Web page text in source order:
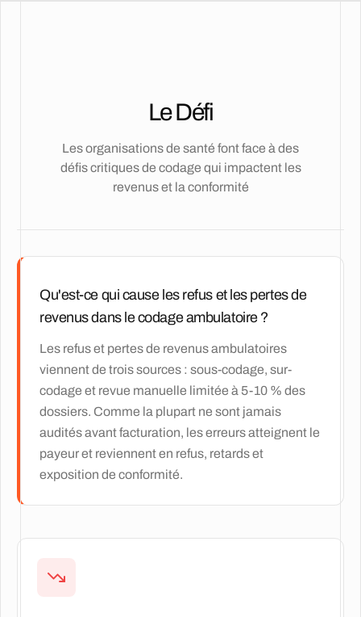
Le Défi
Les organisations de santé font face à des
défis critiques de codage qui impactent les
revenus et la conformité
Qu'est-ce qui cause les refus et les pertes de
revenus dans le codage ambulatoire ?
Les refus et pertes de revenus ambulatoires
viennent de trois sources : sous-codage, sur-
codage et revue manuelle limitée à 5-10 % des
dossiers. Comme la plupart ne sont jamais
audités avant facturation, les erreurs atteignent le
payeur et reviennent en refus, retards et
exposition de conformité.